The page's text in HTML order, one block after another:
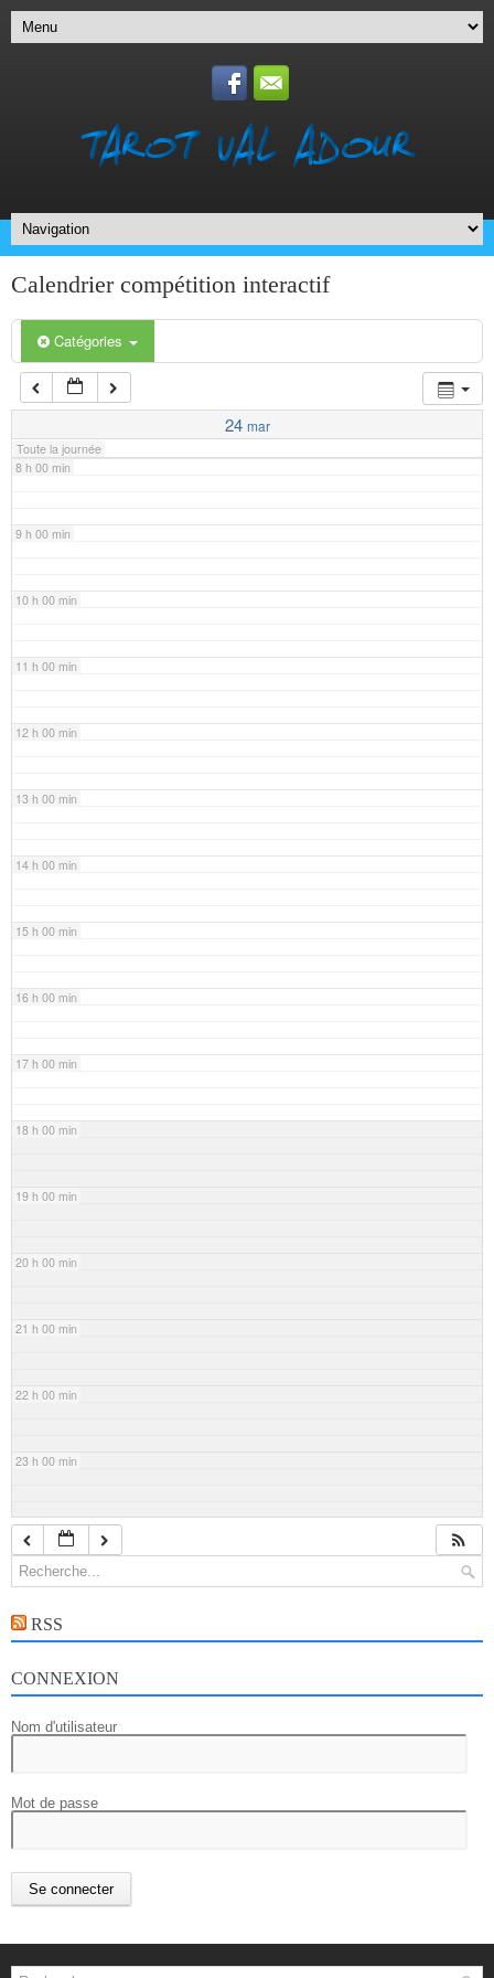
Calendrier compétition interactif
Catégories
24 mar
Toute la journée
6 h 00 min
7 h 00 min
8 h 00 min
9 h 00 min
10 h 00 min
11 h 00 min
12 h 00 min
13 h 00 min
14 h 00 min
15 h 00 min
16 h 00 min
17 h 00 min
18 h 00 min
19 h 00 min
20 h 00 min
21 h 00 min
22 h 00 min
23 h 00 min
RSS
CONNEXION
Nom d'utilisateur
Mot de passe